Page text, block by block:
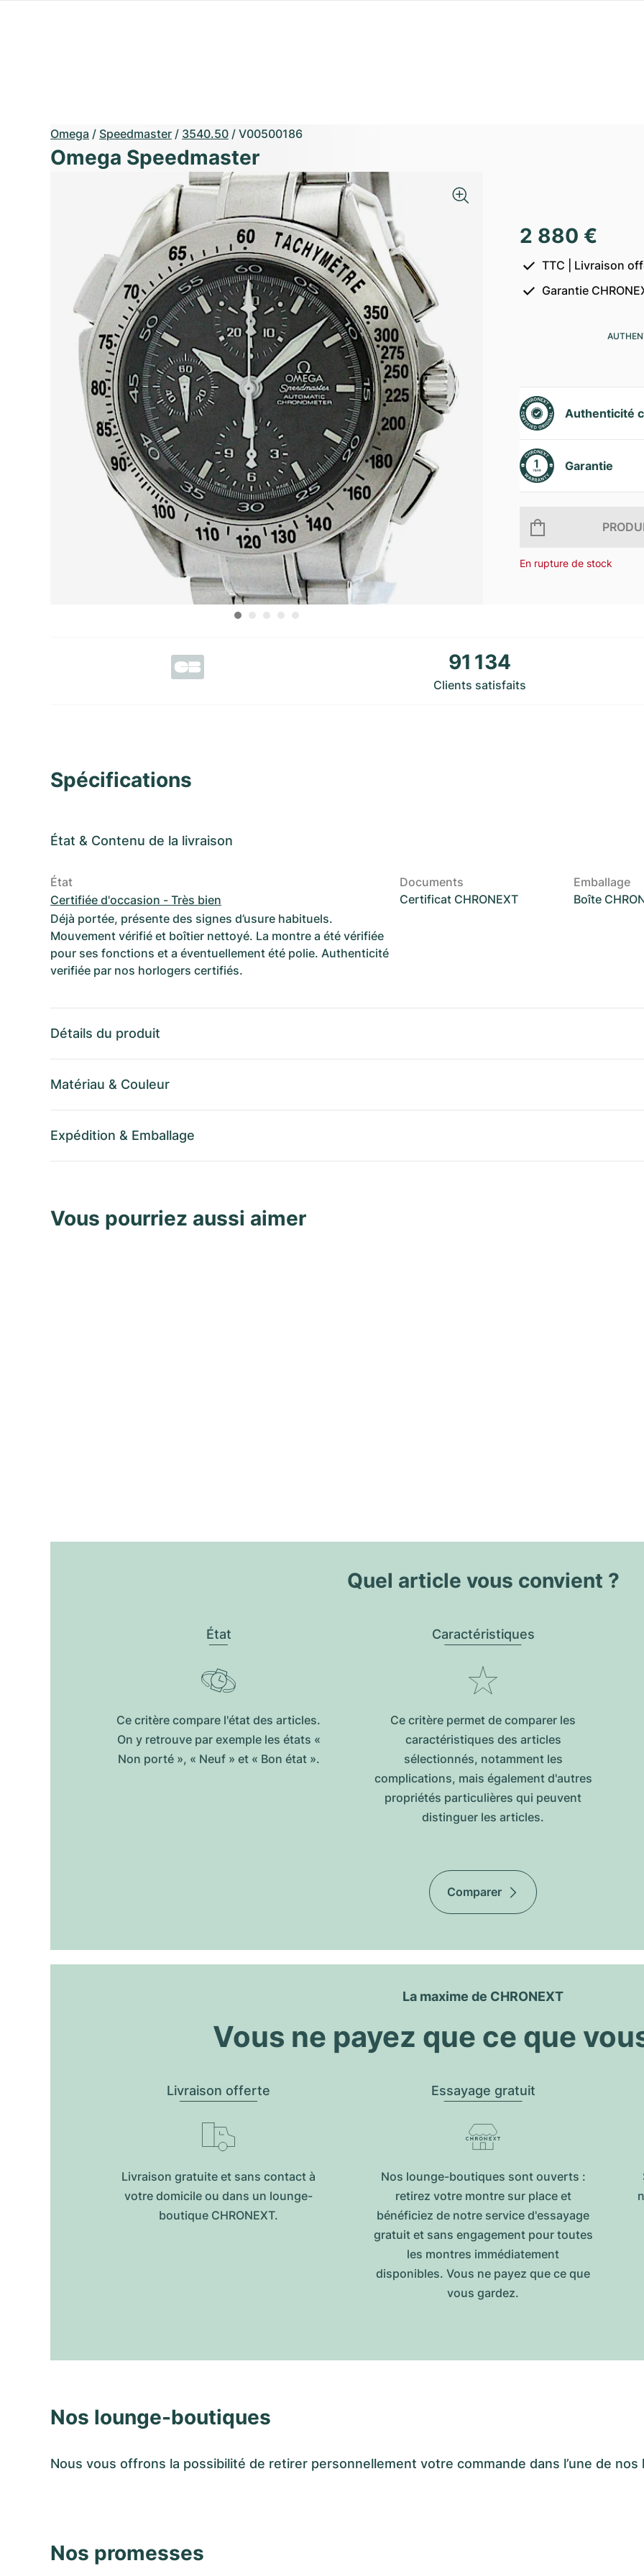
Omega / Speedmaster / 3540.50 / V00500186
Omega Speedmaster
2 880 €
TTC | Livraison
Garantie
Authenticité
Garantie
En rupture de stock
91 134
Clients satisfaits
Spécifications
État & Contenu de la livraison
État
Certifiée d'occasion - Très bien
Déjà portée, présente des signes d’usure habituels.
Mouvement vérifié et boîtier nettoyé. La montre a été vérifiée
pour ses fonctions et a éventuellement été polie. Authenticité
verifiée par nos horlogers certifiés.
Documents
Certificat CHRONEXT
Emballage
Boîte
Détails du produit
Matériau & Couleur
Expédition & Emballage
Vous pourriez aussi aimer
Quel article vous convient ?
État
Ce critère compare l'état des articles.
On y retrouve par exemple les états «
Non porté », « Neuf » et « Bon état ».
Caractéristiques
Ce critère permet de comparer les
caractéristiques des articles
sélectionnés, notamment les
complications, mais également d'autres
propriétés particulières qui peuvent
distinguer les articles.
Comparer
La maxime de CHRONEXT
Vous ne payez que ce que
Livraison offerte
Livraison gratuite et sans contact à
votre domicile ou dans un lounge-
boutique CHRONEXT.
Essayage gratuit
Nos lounge-boutiques sont ouverts :
retirez votre montre sur place et
bénéficiez de notre service d'essayage
gratuit et sans engagement pour toutes
les montres immédiatement
disponibles. Vous ne payez que ce que
vous gardez.
Nos lounge-boutiques
Nous vous offrons la possibilité de retirer personnellement votre commande dans l’une de nos
Nos promesses